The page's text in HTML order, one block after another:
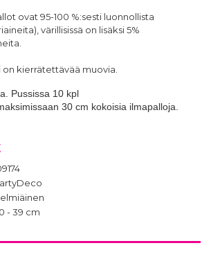
ovat 95-100 %:sesti luonnollista
värillisissä on lisäksi 5%
on kierrätettävää muovia.
Pussissa 10 kpl
30 cm kokoisia ilmapalloja.
- 39 cm